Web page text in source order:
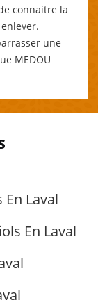
connaitre la
une
MEDOU
Laval
En Laval